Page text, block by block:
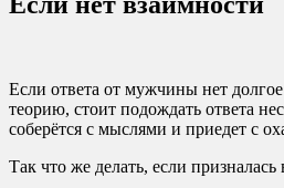
Если ответа от мужчины нет
теорию, стоит подождать ответа
соберётся с мыслями и приедет с
Так что же делать, если